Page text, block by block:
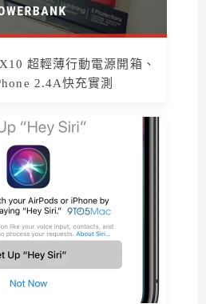
超輕薄行動電源開箱、
2.4A快充實測